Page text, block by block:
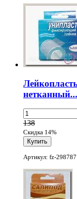
нетканный...
138
Скидка 14%
Артикул: fz-